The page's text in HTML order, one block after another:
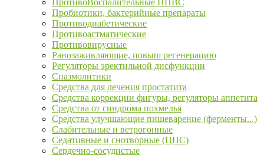
ПротивоВоспалительные НПВС
Пробиотики, бактерийные препараты
Противодиабетические
Противоастматические
Противовирусные
Ранозаживляющие, повыш регенерацию
Регуляторы эректильной дисфункции
Спазмолитики
Средства для лечения простатита
Средства коррекции фигуры, регуляторы аппетита
Средства от синдрома похмелья
Средства улучшающие пищеварение (ферменты...)
Слабительные и ветрогонные
Седативные и снотворные (ЦНС)
Сердечно-сосудистые